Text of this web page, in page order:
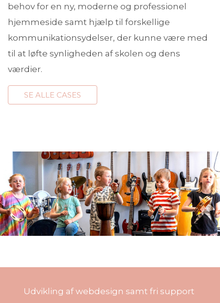
behov for en ny, moderne og professionel
hjemmeside samt hjælp til forskellige
kommunikationsydelser, der kunne være med
til at løfte synligheden af skolen og dens
værdier.
SE ALLE CASES
Udvikling af webdesign samt fri support